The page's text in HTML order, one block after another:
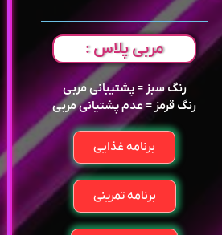
مربی پلاس :
رنگ سبز = پشتیبانی مربی
رنگ قرمز = عدم پشتیانی مربی
برنامه غذایی
برنامه تمرینی